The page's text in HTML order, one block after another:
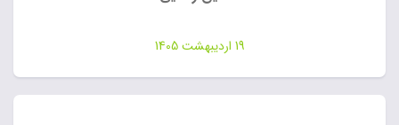
19 اردیبهشت 1405